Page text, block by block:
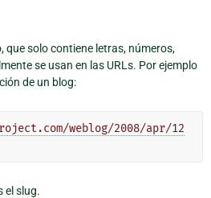
que solo contiene letras, números,
se usan en las URLs. Por ejemplo
de un blog:
weblog/2008/apr/12
el slug.